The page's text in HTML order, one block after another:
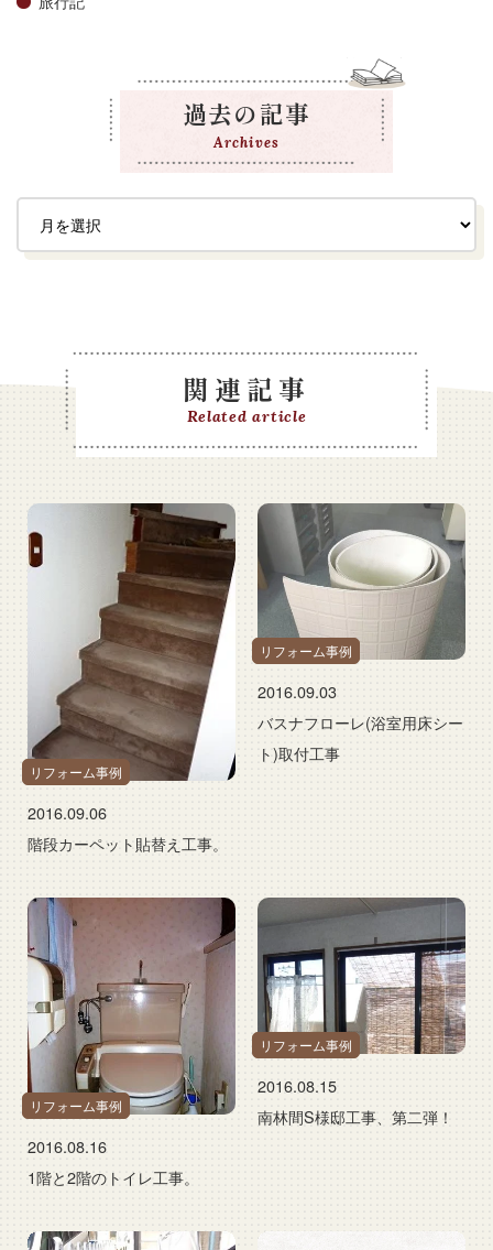
過去の記事
Archives
関連記事
Related article
リフォーム事例
2016.09.06
階段カーペット貼替え工事。
リフォーム事例
2016.09.03
バスナフローレ(浴室用床シー
ト)取付工事
リフォーム事例
2016.08.16
1階と2階のトイレ工事。
リフォーム事例
2016.08.15
南林間S様邸工事、第二弾！